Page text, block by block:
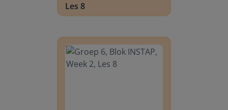
Les 8